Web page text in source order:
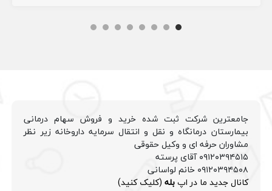
جامعترین شرکت ثبت شده خرید و فروش سهام درمانی
بیمارستان درمانگاه و نقل و انتقال سرمایه داروخانه زیر نظر
مشاوران حرفه ای و وکیل حقوقی
۰۹۱۲۰۳۹۴۵۱۵ آقای پرسته
۰۹۱۲۰۳۹۴۵۰۸ خانم لواسانی
کانال جدید ما در اپبله (کلیک کنید)